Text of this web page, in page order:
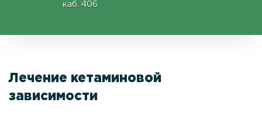
каб. 406
Лечение кетаминовой
зависимости